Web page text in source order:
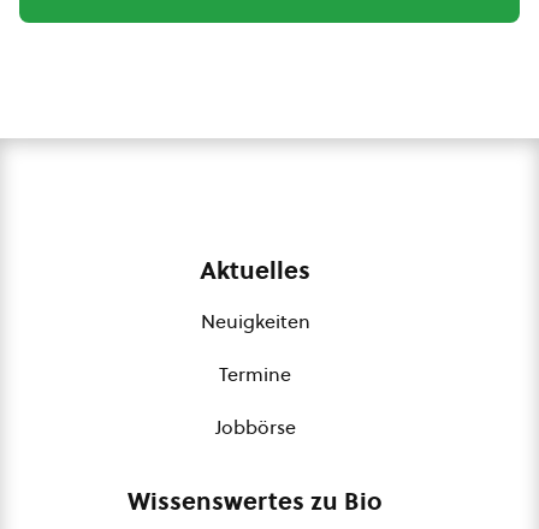
Aktuelles
Neuigkeiten
Termine
Jobbörse
Wissenswertes zu Bio